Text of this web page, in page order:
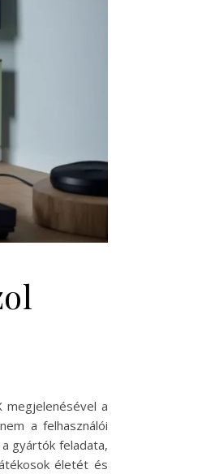
megjelenésével a
a felhasználói
gyártók feladata,
életét és